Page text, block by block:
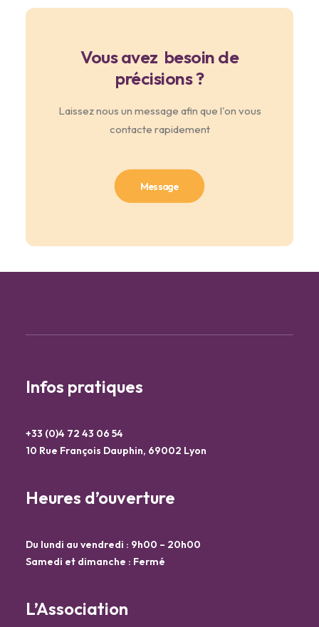
Vous avez besoin de
précisions ?
Laissez nous un message afin que l'on vous
contacte rapidement
Message
Infos pratiques
+33 (0)4 72 43 06 54
10 Rue François Dauphin, 69002 Lyon
Heures d’ouverture
Du lundi au vendredi : 9h00 – 20h00
Samedi et dimanche : Fermé
L’Association